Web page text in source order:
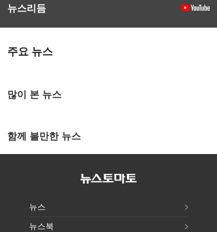
뉴스리듬
주요 뉴스
많이 본 뉴스
함께 볼만한 뉴스
뉴스
뉴스북